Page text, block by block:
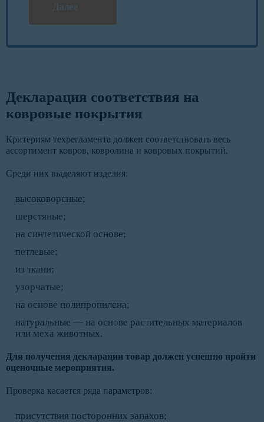
Далее
Декларация соответствия на
ковровые покрытия
Критериям техрегламента должен соответствовать весь
ассортимент ковров, ковролина и ковровых покрытий.
Среди них выделяют изделия:
высоковорсные;
шерстяные;
на синтетической основе;
петлевые;
из ткани;
узорчатые;
на основе полипропилена;
натуральные — на основе растительных материалов
или меха животных.
Для получения декларации товар должен успешно пройти
оценочные мероприятия.
Проверка касается ряда параметров:
присутствия посторонних запахов;